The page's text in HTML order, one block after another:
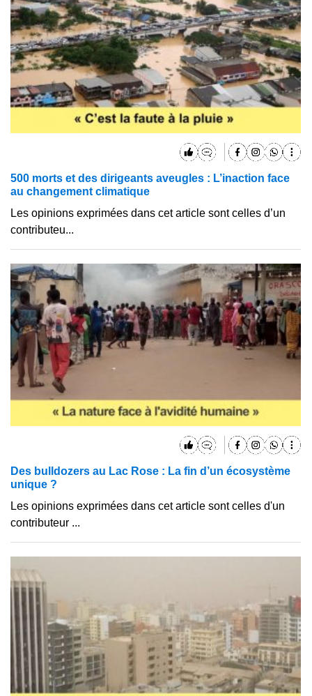
500 morts et des dirigeants aveugles : L’inaction face
au changement climatique
Les opinions exprimées dans cet article sont celles d’un
contributeu...
Des bulldozers au Lac Rose : La fin d’un écosystème
unique ?
Les opinions exprimées dans cet article sont celles d'un
contributeur ...